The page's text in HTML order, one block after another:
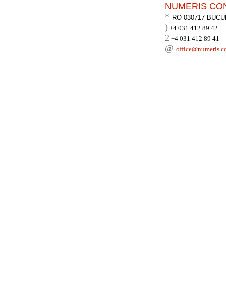
NUMERIS
* RO-030717
) +4 031 412 89 42
2 +4 031 412 89 41
@